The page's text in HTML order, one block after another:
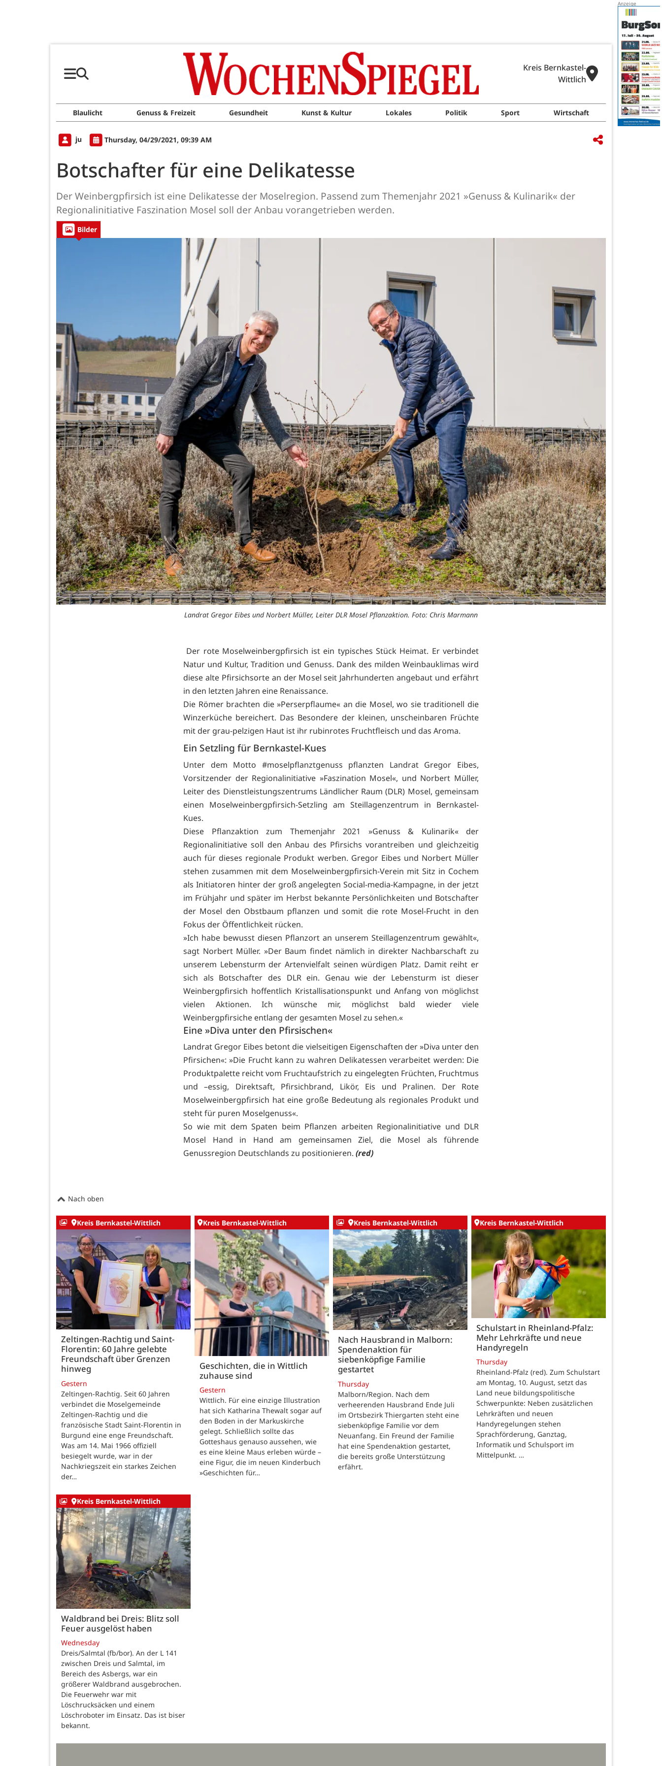
Kreis Bernkastel-
Wittlich
Blaulicht Genuss & Freizeit Gesundheit Kunst & Kultur Lokales Politik Sport Wirtschaft
ju Thursday, 04/29/2021, 09:39 AM
Botschafter für eine Delikatesse
Der Weinbergpfirsich ist eine Delikatesse der Moselregion. Passend zum Themenjahr 2021 »Genuss & Kulinarik« der
Regionalinitiative Faszination Mosel soll der Anbau vorangetrieben werden.
Bilder
Landrat Gregor Eibes und Norbert Müller, Leiter DLR Mosel Pflanzaktion. Foto: Chris Marmann
Der rote Moselweinbergpfirsich ist ein typisches Stück Heimat. Er verbindet
Natur und Kultur, Tradition und Genuss. Dank des milden Weinbauklimas wird
diese alte Pfirsichsorte an der Mosel seit Jahrhunderten angebaut und erfährt
in den letzten Jahren eine Renaissance.
Die Römer brachten die »Perserpflaume« an die Mosel, wo sie traditionell die
Winzerküche bereichert. Das Besondere der kleinen, unscheinbaren Früchte
mit der grau-pelzigen Haut ist ihr rubinrotes Fruchtfleisch und das Aroma.
Ein Setzling für Bernkastel-Kues
Unter dem Motto #moselpflanztgenuss pflanzten Landrat Gregor Eibes,
Vorsitzender der Regionalinitiative »Faszination Mosel«, und Norbert Müller,
Leiter des Dienstleistungszentrums Ländlicher Raum (DLR) Mosel, gemeinsam
einen Moselweinbergpfirsich-Setzling am Steillagenzentrum in Bernkastel-
Kues.
Diese Pflanzaktion zum Themenjahr 2021 »Genuss & Kulinarik« der
Regionalinitiative soll den Anbau des Pfirsichs vorantreiben und gleichzeitig
auch für dieses regionale Produkt werben. Gregor Eibes und Norbert Müller
stehen zusammen mit dem Moselweinbergpfirsich-Verein mit Sitz in Cochem
als Initiatoren hinter der groß angelegten Social-media-Kampagne, in der jetzt
im Frühjahr und später im Herbst bekannte Persönlichkeiten und Botschafter
der Mosel den Obstbaum pflanzen und somit die rote Mosel-Frucht in den
Fokus der Öffentlichkeit rücken.
»Ich habe bewusst diesen Pflanzort an unserem Steillagenzentrum gewählt«,
sagt Norbert Müller. »Der Baum findet nämlich in direkter Nachbarschaft zu
unserem Lebensturm der Artenvielfalt seinen würdigen Platz. Damit reiht er
sich als Botschafter des DLR ein. Genau wie der Lebensturm ist dieser
Weinbergpfirsich hoffentlich Kristallisationspunkt und Anfang von möglichst
vielen Aktionen. Ich wünsche mir, möglichst bald wieder viele
Weinbergpfirsiche entlang der gesamten Mosel zu sehen.«
Eine »Diva unter den Pfirsischen«
Landrat Gregor Eibes betont die vielseitigen Eigenschaften der »Diva unter den
Pfirsichen«: »Die Frucht kann zu wahren Delikatessen verarbeitet werden: Die
Produktpalette reicht vom Fruchtaufstrich zu eingelegten Früchten, Fruchtmus
und –essig, Direktsaft, Pfirsichbrand, Likör, Eis und Pralinen. Der Rote
Moselweinbergpfirsich hat eine große Bedeutung als regionales Produkt und
steht für puren Moselgenuss«.
So wie mit dem Spaten beim Pflanzen arbeiten Regionalinitiative und DLR
Mosel Hand in Hand am gemeinsamen Ziel, die Mosel als führende
Genussregion Deutschlands zu positionieren. (red)
Nach oben
Kreis Bernkastel-Wittlich
Zeltingen-Rachtig und Saint-
Florentin: 60 Jahre gelebte
Freundschaft über Grenzen
hinweg
Gestern
Zeltingen-Rachtig. Seit 60 Jahren
verbindet die Moselgemeinde
Zeltingen-Rachtig und die
französische Stadt Saint-Florentin in
Burgund eine enge Freundschaft.
Was am 14. Mai 1966 offiziell
besiegelt wurde, war in der
Nachkriegszeit ein starkes Zeichen
der…
Kreis Bernkastel-Wittlich
Geschichten, die in Wittlich
zuhause sind
Gestern
Wittlich. Für eine einzige Illustration
hat sich Katharina Thewalt sogar auf
den Boden in der Markuskirche
gelegt. Schließlich sollte das
Gotteshaus genauso aussehen, wie
es eine kleine Maus erleben würde –
eine Figur, die im neuen Kinderbuch
»Geschichten für…
Kreis Bernkastel-Wittlich
Nach Hausbrand in Malborn:
Spendenaktion für
siebenköpfige Familie
gestartet
Thursday
Malborn/Region. Nach dem
verheerenden Hausbrand Ende Juli
im Ortsbezirk Thiergarten steht eine
siebenköpfige Familie vor dem
Neuanfang. Ein Freund der Familie
hat eine Spendenaktion gestartet,
die bereits große Unterstützung
erfährt.
Kreis Bernkastel-Wittlich
Schulstart in Rheinland-Pfalz:
Mehr Lehrkräfte und neue
Handyregeln
Thursday
Rheinland-Pfalz (red). Zum Schulstart
am Montag, 10. August, setzt das
Land neue bildungspolitische
Schwerpunkte: Neben zusätzlichen
Lehrkräften und neuen
Handyregelungen stehen
Sprachförderung, Ganztag,
Informatik und Schulsport im
Mittelpunkt. …
Kreis Bernkastel-Wittlich
Waldbrand bei Dreis: Blitz soll
Feuer ausgelöst haben
Wednesday
Dreis/Salmtal (fb/bor). An der L 141
zwischen Dreis und Salmtal, im
Bereich des Asbergs, war ein
größerer Waldbrand ausgebrochen.
Die Feuerwehr war mit
Löschrucksäcken und einem
Löschroboter im Einsatz. Das ist biser
bekannt.